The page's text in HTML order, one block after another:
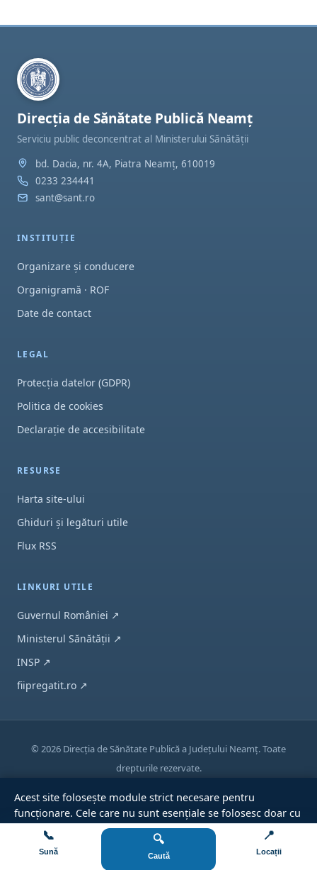
Acest site folosește module strict necesare pentru
funcționare. Cele care nu sunt esențiale se folosesc doar cu
acordul dumneavoastră. Detalii înPolitica de cookies.
Refuz
Direcția de Sănătate Publică Neamț
Serviciu public deconcentrat al Ministerului Sănătății
bd. Dacia, nr. 4A, Piatra Neamț, 610019
0233 234441
sant@sant.ro
INSTITUȚIE
Organizare și conducere
Organigramă · ROF
Date de contact
LEGAL
Protecția datelor (GDPR)
Politica de cookies
Declarație de accesibilitate
RESURSE
Harta site-ului
Ghiduri și legături utile
Flux RSS
LINKURI UTILE
Guvernul României ↗
Ministerul Sănătății ↗
INSP ↗
fiipregatit.ro ↗
© 2026 Direcția de Sănătate Publică a Județului Neamț. Toate
drepturile rezervate.
Protecția datelorPolitica de cookiesAccesibilitate
📞
Sună
🔍
Caută
📍
Locații